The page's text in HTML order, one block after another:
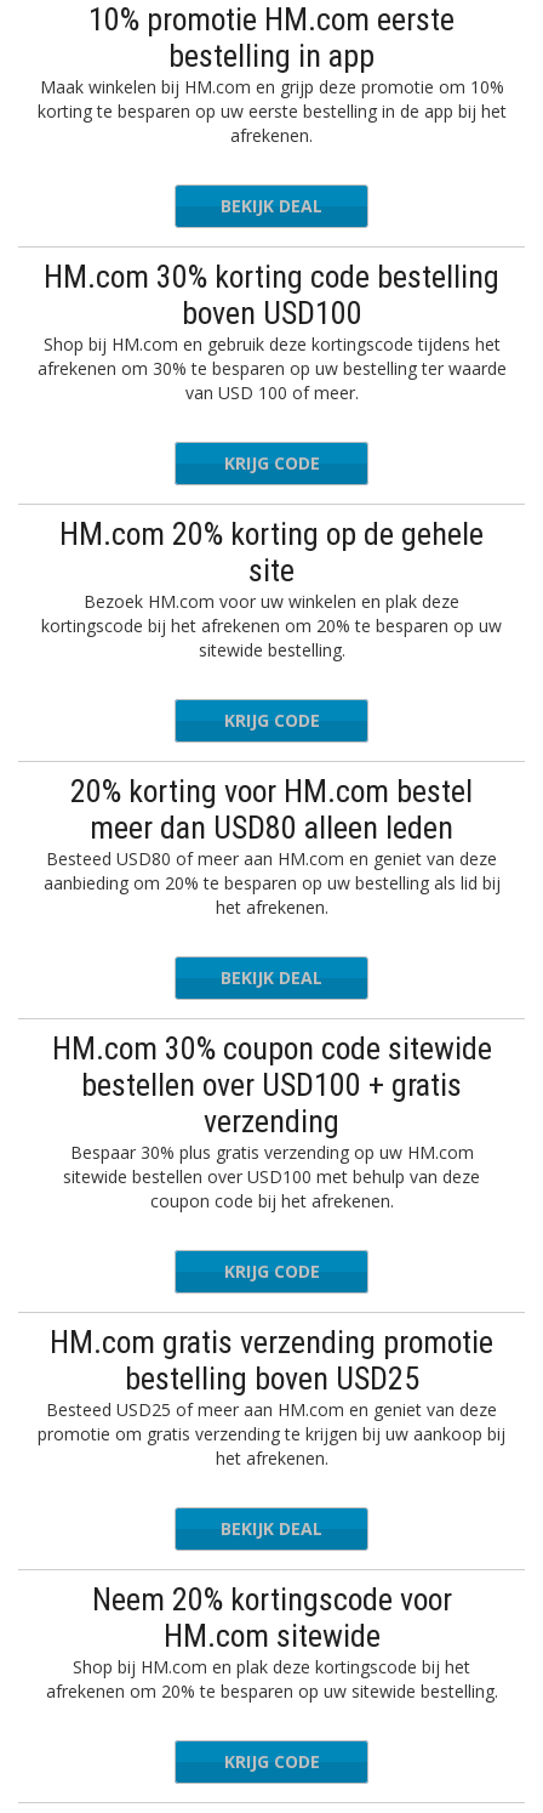
10% promotie HM.com eerste
bestelling in app
Maak winkelen bij HM.com en grijp deze promotie om 10%
korting te besparen op uw eerste bestelling in de app bij het
afrekenen.
BEKIJK DEAL
HM.com 30% korting code bestelling
boven USD100
Shop bij HM.com en gebruik deze kortingscode tijdens het
afrekenen om 30% te besparen op uw bestelling ter waarde
van USD 100 of meer.
8284
KRIJG CODE
HM.com 20% korting op de gehele
site
Bezoek HM.com voor uw winkelen en plak deze
kortingscode bij het afrekenen om 20% te besparen op uw
sitewide bestelling.
PPING20
KRIJG CODE
20% korting voor HM.com bestel
meer dan USD80 alleen leden
Besteed USD80 of meer aan HM.com en geniet van deze
aanbieding om 20% te besparen op uw bestelling als lid bij
het afrekenen.
BEKIJK DEAL
HM.com 30% coupon code sitewide
bestellen over USD100 + gratis
verzending
Bespaar 30% plus gratis verzending op uw HM.com
sitewide bestellen over USD100 met behulp van deze
coupon code bij het afrekenen.
8284
KRIJG CODE
HM.com gratis verzending promotie
bestelling boven USD25
Besteed USD25 of meer aan HM.com en geniet van deze
promotie om gratis verzending te krijgen bij uw aankoop bij
het afrekenen.
BEKIJK DEAL
Neem 20% kortingscode voor
HM.com sitewide
Shop bij HM.com en plak deze kortingscode bij het
afrekenen om 20% te besparen op uw sitewide bestelling.
PPING20
KRIJG CODE